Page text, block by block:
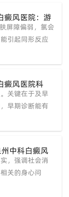
癜风医院：游
屏障偏弱，氯会
引起同形反应
癜风医院科
夏
关键在于及早
早期诊断能有
中科白癜风
自信
，强调社会消
关的身心问